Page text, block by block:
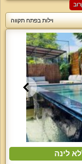
וילות בפתח תקווה
לינה